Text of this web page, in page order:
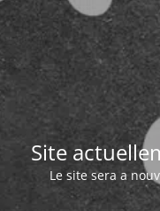
Site
Le site sera a